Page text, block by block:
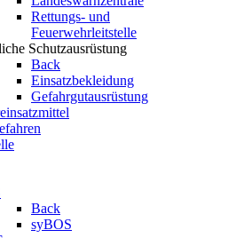
Rettungs- und
Feuerwehrleitstelle
Schutzausrüstung
Back
Einsatzbekleidung
Gefahrgutausrüstung
Back
syBOS